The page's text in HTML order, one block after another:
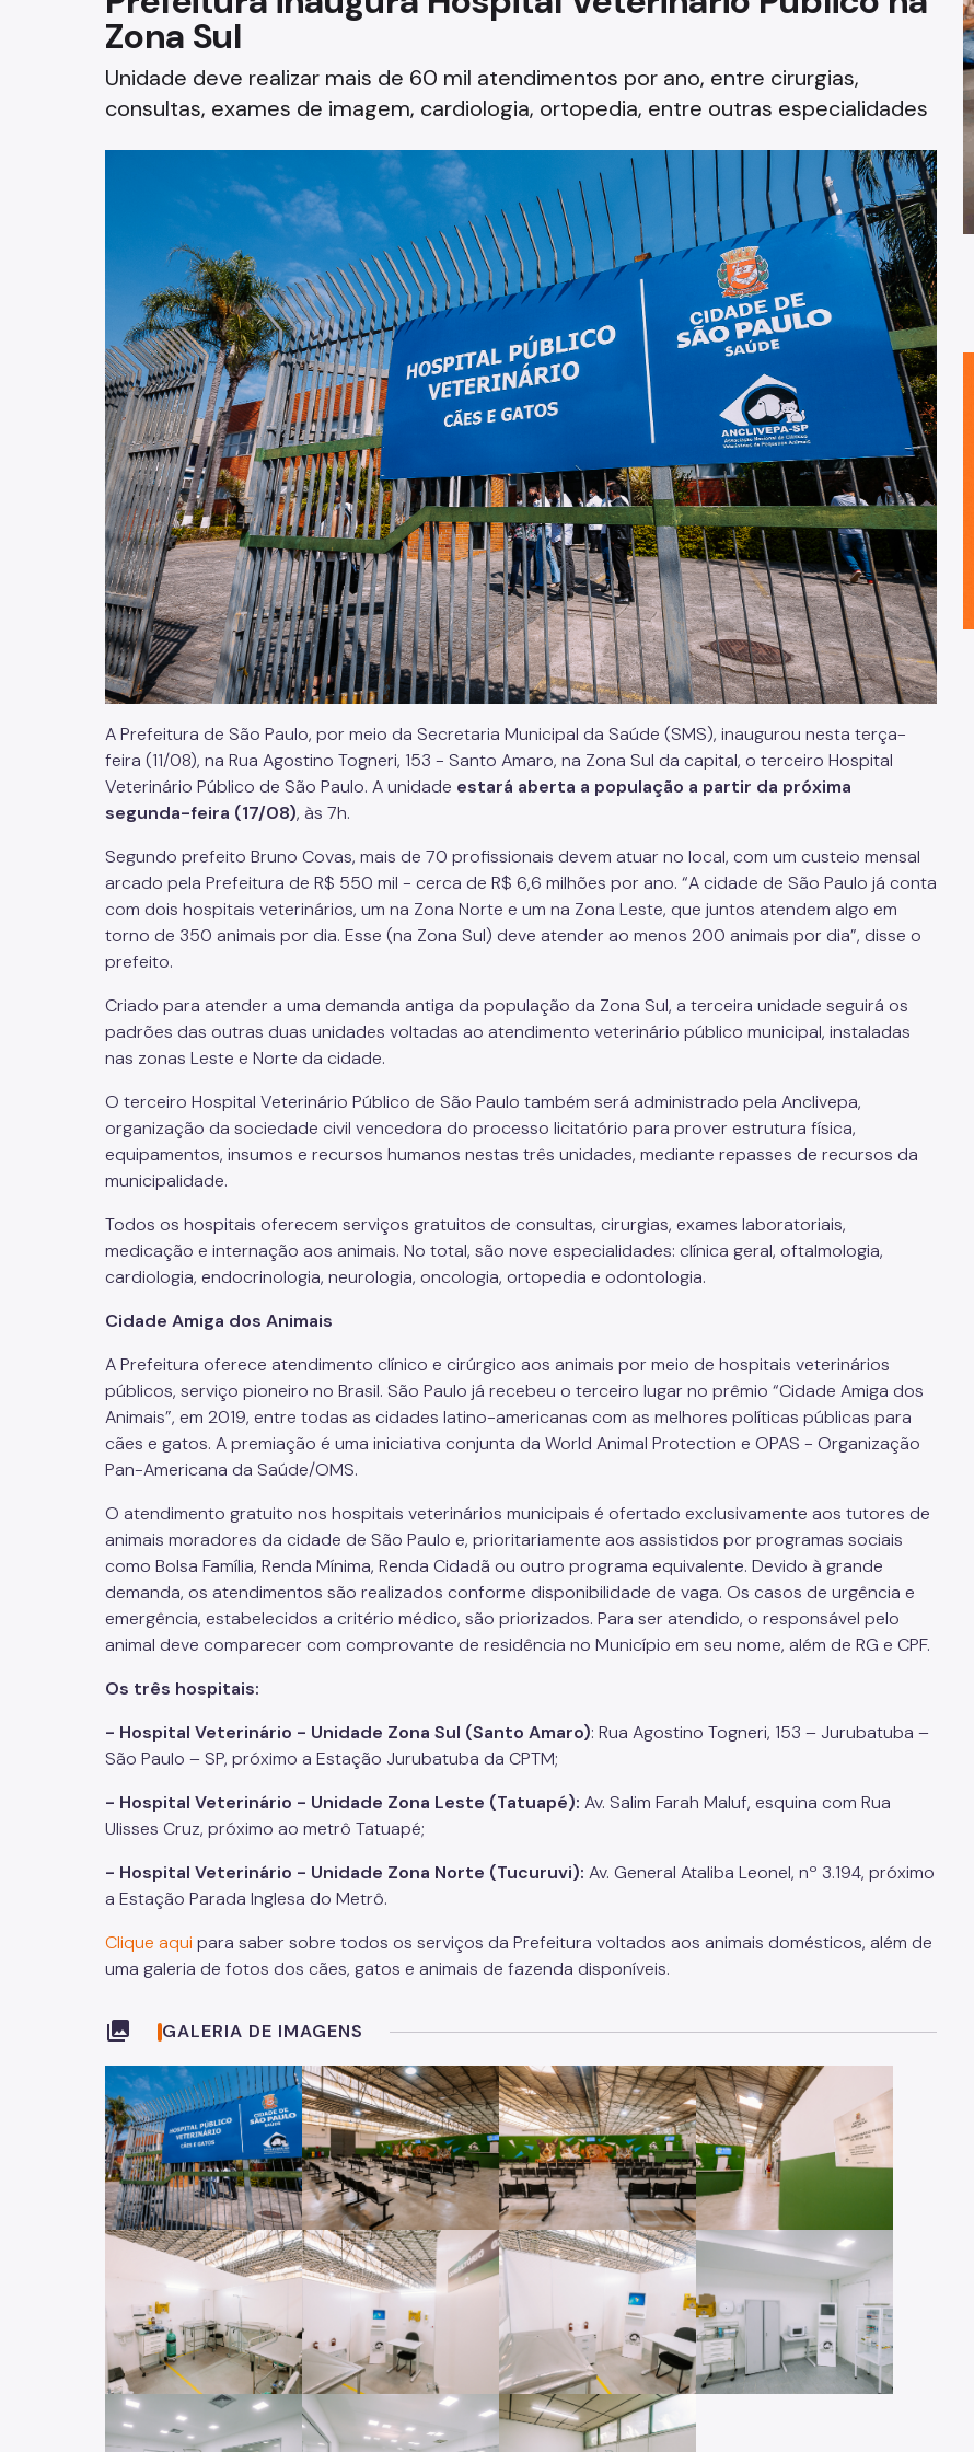
Fazenda
Funerários e Cemiteriais
Rua e Bairro
Saúde e Bem-estar
Segurança
Trabalho
Legislação
Nota do Milhão
Oportunidades
Programas e Benefícios
Zona Sul
Unidade deve realizar mais de 60 mil atendimentos por ano, entre cirurgias,
consultas, exames de imagem, cardiologia, ortopedia, entre outras especialidades
A Prefeitura de São Paulo, por meio da Secretaria Municipal da Saúde (SMS), inaugurou nesta terça-
feira (11/08), na Rua Agostino Togneri, 153 - Santo Amaro, na Zona Sul da capital, o terceiro Hospital
Veterinário Público de São Paulo. A unidade estará aberta a população a partir da próxima
segunda-feira (17/08), às 7h.
Segundo prefeito Bruno Covas, mais de 70 profissionais devem atuar no local, com um custeio mensal
arcado pela Prefeitura de R$ 550 mil - cerca de R$ 6,6 milhões por ano. “A cidade de São Paulo já conta
com dois hospitais veterinários, um na Zona Norte e um na Zona Leste, que juntos atendem algo em
torno de 350 animais por dia. Esse (na Zona Sul) deve atender ao menos 200 animais por dia”, disse o
prefeito.
Criado para atender a uma demanda antiga da população da Zona Sul, a terceira unidade seguirá os
padrões das outras duas unidades voltadas ao atendimento veterinário público municipal, instaladas
nas zonas Leste e Norte da cidade.
O terceiro Hospital Veterinário Público de São Paulo também será administrado pela Anclivepa,
organização da sociedade civil vencedora do processo licitatório para prover estrutura física,
equipamentos, insumos e recursos humanos nestas três unidades, mediante repasses de recursos da
municipalidade.
Todos os hospitais oferecem serviços gratuitos de consultas, cirurgias, exames laboratoriais,
medicação e internação aos animais. No total, são nove especialidades: clínica geral, oftalmologia,
cardiologia, endocrinologia, neurologia, oncologia, ortopedia e odontologia.
Cidade Amiga dos Animais
A Prefeitura oferece atendimento clínico e cirúrgico aos animais por meio de hospitais veterinários
públicos, serviço pioneiro no Brasil. São Paulo já recebeu o terceiro lugar no prêmio “Cidade Amiga dos
Animais”, em 2019, entre todas as cidades latino-americanas com as melhores políticas públicas para
cães e gatos. A premiação é uma iniciativa conjunta da World Animal Protection e OPAS - Organização
Pan-Americana da Saúde/OMS.
O atendimento gratuito nos hospitais veterinários municipais é ofertado exclusivamente aos tutores de
animais moradores da cidade de São Paulo e, prioritariamente aos assistidos por programas sociais
como Bolsa Família, Renda Mínima, Renda Cidadã ou outro programa equivalente. Devido à grande
demanda, os atendimentos são realizados conforme disponibilidade de vaga. Os casos de urgência e
emergência, estabelecidos a critério médico, são priorizados. Para ser atendido, o responsável pelo
animal deve comparecer com comprovante de residência no Município em seu nome, além de RG e CPF.
Os três hospitais:
- Hospital Veterinário - Unidade Zona Sul (Santo Amaro): Rua Agostino Togneri, 153 – Jurubatuba –
São Paulo – SP, próximo a Estação Jurubatuba da CPTM;
- Hospital Veterinário - Unidade Zona Leste (Tatuapé): Av. Salim Farah Maluf, esquina com Rua
Ulisses Cruz, próximo ao metrô Tatuapé;
- Hospital Veterinário - Unidade Zona Norte (Tucuruvi): Av. General Ataliba Leonel, nº 3.194, próximo
a Estação Parada Inglesa do Metrô.
Clique aqui para saber sobre todos os serviços da Prefeitura voltados aos animais domésticos, além de
uma galeria de fotos dos cães, gatos e animais de fazenda disponíveis.
collections GALERIA DE IMAGENS